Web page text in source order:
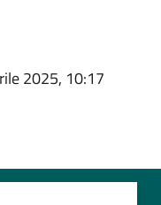
2025, 10:17